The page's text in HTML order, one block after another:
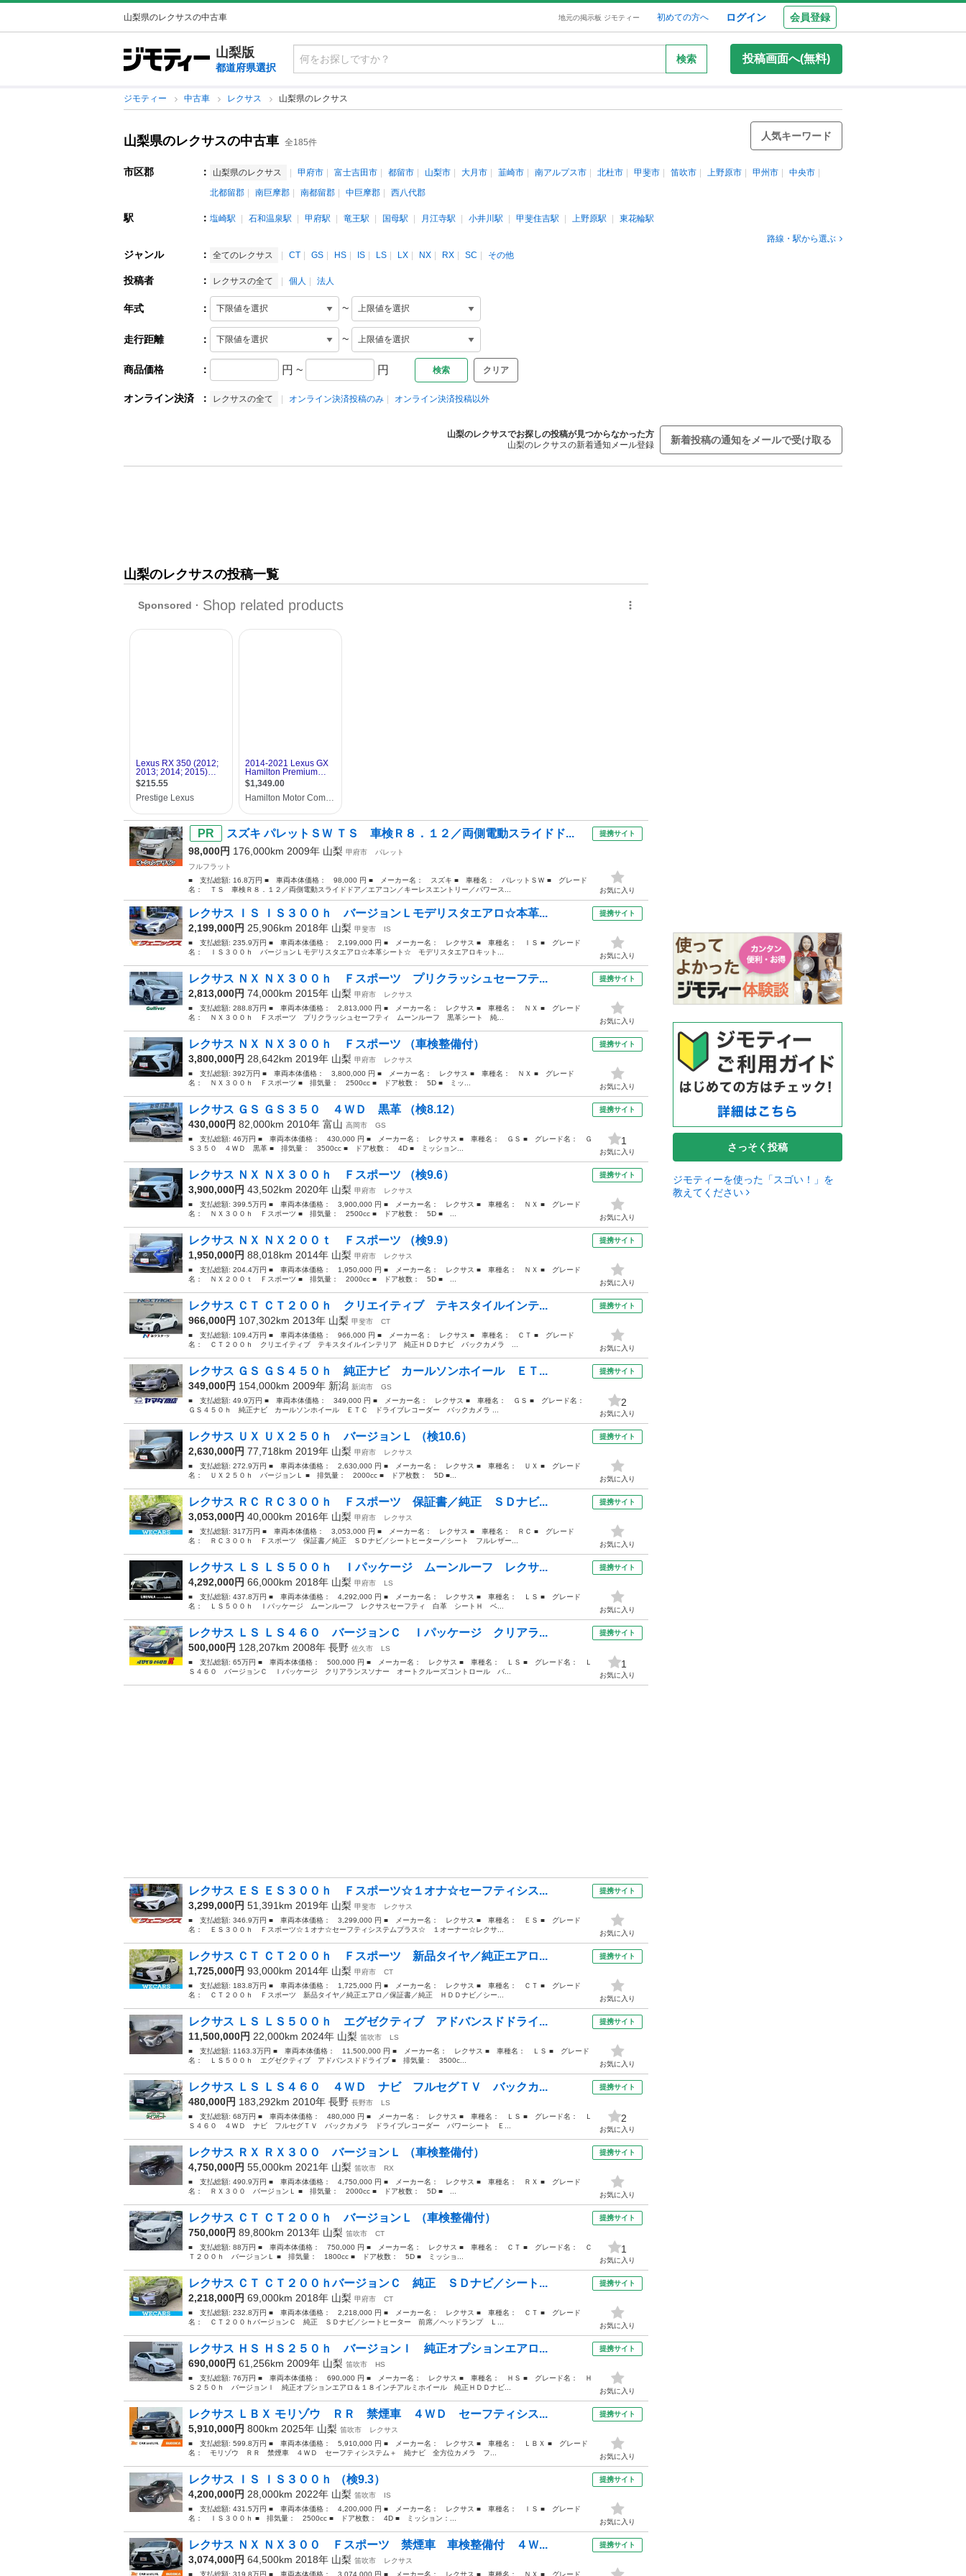
山梨県のレクサスの中古車 地元の掲示板 ジモティー 初めての方へ ログイン 会員登録
山梨版
都道府県選択
検索 投稿画面へ(無料)
ジモティー 中古車 レクサス 山梨県のレクサス
山梨県のレクサスの中古車 全185件
人気キーワード
市区郡 ： 山梨県のレクサス 甲府市 富士吉田市 都留市 山梨市 大月市 韮崎市 南アルプス市 北杜市 甲斐市 笛吹市 上野原市 甲州市
中央市
北都留郡
南巨摩郡 南都留郡 中巨摩郡 西八代郡
駅 ： 塩崎駅 石和温泉駅 甲府駅 竜王駅 国母駅 月江寺駅 小井川駅 甲斐住吉駅 上野原駅
東花輪駅
路線・駅から選ぶ
ジャンル ： 全てのレクサス CT GS HS IS LS LX NX RX SC その他
投稿者 ： レクサスの全て 個人 法人
年式 ： ~
走行距離 ： ~
商品価格 ： 円 ~ 円 クリア
オンライン決済 ： レクサスの全て オンライン決済投稿のみ オンライン決済投稿以外
山梨のレクサスでお探しの投稿が見つからなかった方
山梨のレクサスの新着通知メール登録
新着投稿の通知をメールで受け取る
山梨のレクサスの投稿一覧
スズキ パレットＳＷ ＴＳ 車検Ｒ８．１２／両側電動スライドド...
98,000円 176,000km 2009年 山梨 甲府市
パレット
フルフラット
■ 支払総額: 16.8万円 ■ 車両本体価格： 98,000 円 ■ メーカー名： スズキ ■ 車種名： パレットＳＷ ■ グレード
名： ＴＳ 車検Ｒ８．１２／両側電動スライドドア／エアコン／キーレスエントリー／パワース...
提携サイト
お気に入り
レクサス ＩＳ ＩＳ３００ｈ バージョンＬモデリスタエアロ☆本革...
2,199,000円 25,906km 2018年 山梨 甲斐市
IS
■ 支払総額: 235.9万円 ■ 車両本体価格： 2,199,000 円 ■ メーカー名： レクサス ■ 車種名： ＩＳ ■ グレード
名： ＩＳ３００ｈ バージョンＬモデリスタエアロ☆本革シート☆ モデリスタエアロキット...
提携サイト
お気に入り
レクサス ＮＸ ＮＸ３００ｈ Ｆスポーツ プリクラッシュセーフテ...
2,813,000円 74,000km 2015年 山梨 甲府市
レクサス
■ 支払総額: 288.8万円 ■ 車両本体価格： 2,813,000 円 ■ メーカー名： レクサス ■ 車種名： ＮＸ ■ グレード
名： ＮＸ３００ｈ Ｆスポーツ プリクラッシュセーフティ ムーンルーフ 黒革シート 純...
提携サイト
お気に入り
レクサス ＮＸ ＮＸ３００ｈ Ｆスポーツ （車検整備付）
3,800,000円 28,642km 2019年 山梨 甲府市
レクサス
■ 支払総額: 392万円 ■ 車両本体価格： 3,800,000 円 ■ メーカー名： レクサス ■ 車種名： ＮＸ ■ グレード
名： ＮＸ３００ｈ Ｆスポーツ ■ 排気量： 2500cc ■ ドア枚数： 5D ■ ミッ...
提携サイト
お気に入り
レクサス ＧＳ ＧＳ３５０ ４ＷＤ 黒革 （検8.12）
430,000円 82,000km 2010年 富山 高岡市
GS
■ 支払総額: 46万円 ■ 車両本体価格： 430,000 円 ■ メーカー名： レクサス ■ 車種名： ＧＳ ■ グレード名： Ｇ
Ｓ３５０ ４ＷＤ 黒革 ■ 排気量： 3500cc ■ ドア枚数： 4D ■ ミッション...
提携サイト
1
お気に入り
レクサス ＮＸ ＮＸ３００ｈ Ｆスポーツ （検9.6）
3,900,000円 43,502km 2020年 山梨 甲府市
レクサス
■ 支払総額: 399.5万円 ■ 車両本体価格： 3,900,000 円 ■ メーカー名： レクサス ■ 車種名： ＮＸ ■ グレード
名： ＮＸ３００ｈ Ｆスポーツ ■ 排気量： 2500cc ■ ドア枚数： 5D ■ ...
提携サイト
お気に入り
レクサス ＮＸ ＮＸ２００ｔ Ｆスポーツ （検9.9）
1,950,000円 88,018km 2014年 山梨 甲府市
レクサス
■ 支払総額: 204.4万円 ■ 車両本体価格： 1,950,000 円 ■ メーカー名： レクサス ■ 車種名： ＮＸ ■ グレード
名： ＮＸ２００ｔ Ｆスポーツ ■ 排気量： 2000cc ■ ドア枚数： 5D ■ ...
提携サイト
お気に入り
レクサス ＣＴ ＣＴ２００ｈ クリエイティブ テキスタイルインテ...
966,000円 107,302km 2013年 山梨 甲斐市
CT
■ 支払総額: 109.4万円 ■ 車両本体価格： 966,000 円 ■ メーカー名： レクサス ■ 車種名： ＣＴ ■ グレード
名： ＣＴ２００ｈ クリエイティブ テキスタイルインテリア 純正ＨＤＤナビ バックカメラ ...
提携サイト
お気に入り
レクサス ＧＳ ＧＳ４５０ｈ 純正ナビ カールソンホイール ＥＴ...
349,000円 154,000km 2009年 新潟 新潟市
GS
■ 支払総額: 49.9万円 ■ 車両本体価格： 349,000 円 ■ メーカー名： レクサス ■ 車種名： ＧＳ ■ グレード名：
ＧＳ４５０ｈ 純正ナビ カールソンホイール ＥＴＣ ドライブレコーダー バックカメラ ...
提携サイト
2
お気に入り
レクサス ＵＸ ＵＸ２５０ｈ バージョンＬ （検10.6）
2,630,000円 77,718km 2019年 山梨 甲府市
レクサス
■ 支払総額: 272.9万円 ■ 車両本体価格： 2,630,000 円 ■ メーカー名： レクサス ■ 車種名： ＵＸ ■ グレード
名： ＵＸ２５０ｈ バージョンＬ ■ 排気量： 2000cc ■ ドア枚数： 5D ■...
提携サイト
お気に入り
レクサス ＲＣ ＲＣ３００ｈ Ｆスポーツ 保証書／純正 ＳＤナビ...
3,053,000円 40,000km 2016年 山梨 甲府市
レクサス
■ 支払総額: 317万円 ■ 車両本体価格： 3,053,000 円 ■ メーカー名： レクサス ■ 車種名： ＲＣ ■ グレード
名： ＲＣ３００ｈ Ｆスポーツ 保証書／純正 ＳＤナビ／シートヒーター／シート フルレザー...
提携サイト
お気に入り
レクサス ＬＳ ＬＳ５００ｈ Ｉパッケージ ムーンルーフ レクサ...
4,292,000円 66,000km 2018年 山梨 甲府市
LS
■ 支払総額: 437.8万円 ■ 車両本体価格： 4,292,000 円 ■ メーカー名： レクサス ■ 車種名： ＬＳ ■ グレード
名： ＬＳ５００ｈ Ｉパッケージ ムーンルーフ レクサスセーフティ 白革 シートＨ ベ...
提携サイト
お気に入り
レクサス ＬＳ ＬＳ４６０ バージョンＣ Ｉパッケージ クリアラ...
500,000円 128,207km 2008年 長野 佐久市
LS
■ 支払総額: 65万円 ■ 車両本体価格： 500,000 円 ■ メーカー名： レクサス ■ 車種名： ＬＳ ■ グレード名： Ｌ
Ｓ４６０ バージョンＣ Ｉパッケージ クリアランスソナー オートクルーズコントロール バ...
提携サイト
1
お気に入り
レクサス ＥＳ ＥＳ３００ｈ Ｆスポーツ☆１オナ☆セーフティシス...
3,299,000円 51,391km 2019年 山梨 甲斐市
レクサス
■ 支払総額: 346.9万円 ■ 車両本体価格： 3,299,000 円 ■ メーカー名： レクサス ■ 車種名： ＥＳ ■ グレード
名： ＥＳ３００ｈ Ｆスポーツ☆１オナ☆セーフティシステムプラス☆ １オーナー☆レクサ...
提携サイト
お気に入り
レクサス ＣＴ ＣＴ２００ｈ Ｆスポーツ 新品タイヤ／純正エアロ...
1,725,000円 93,000km 2014年 山梨 甲府市
CT
■ 支払総額: 183.8万円 ■ 車両本体価格： 1,725,000 円 ■ メーカー名： レクサス ■ 車種名： ＣＴ ■ グレード
名： ＣＴ２００ｈ Ｆスポーツ 新品タイヤ／純正エアロ／保証書／純正 ＨＤＤナビ／シー...
提携サイト
お気に入り
レクサス ＬＳ ＬＳ５００ｈ エグゼクティブ アドバンスドドライ...
11,500,000円 22,000km 2024年 山梨 笛吹市
LS
■ 支払総額: 1163.3万円 ■ 車両本体価格： 11,500,000 円 ■ メーカー名： レクサス ■ 車種名： ＬＳ ■ グレード
名： ＬＳ５００ｈ エグゼクティブ アドバンスドドライブ ■ 排気量： 3500c...
提携サイト
お気に入り
レクサス ＬＳ ＬＳ４６０ ４ＷＤ ナビ フルセグＴＶ バックカ...
480,000円 183,292km 2010年 長野 長野市
LS
■ 支払総額: 68万円 ■ 車両本体価格： 480,000 円 ■ メーカー名： レクサス ■ 車種名： ＬＳ ■ グレード名： Ｌ
Ｓ４６０ ４ＷＤ ナビ フルセグＴＶ バックカメラ ドライブレコーダー パワーシート Ｅ...
提携サイト
2
お気に入り
レクサス ＲＸ ＲＸ３００ バージョンＬ （車検整備付）
4,750,000円 55,000km 2021年 山梨 笛吹市
RX
■ 支払総額: 490.9万円 ■ 車両本体価格： 4,750,000 円 ■ メーカー名： レクサス ■ 車種名： ＲＸ ■ グレード
名： ＲＸ３００ バージョンＬ ■ 排気量： 2000cc ■ ドア枚数： 5D ■ ...
提携サイト
お気に入り
レクサス ＣＴ ＣＴ２００ｈ バージョンＬ （車検整備付）
750,000円 89,800km 2013年 山梨 笛吹市
CT
■ 支払総額: 88万円 ■ 車両本体価格： 750,000 円 ■ メーカー名： レクサス ■ 車種名： ＣＴ ■ グレード名： Ｃ
Ｔ２００ｈ バージョンＬ ■ 排気量： 1800cc ■ ドア枚数： 5D ■ ミッショ...
提携サイト
1
お気に入り
レクサス ＣＴ ＣＴ２００ｈバージョンＣ 純正 ＳＤナビ／シート...
2,218,000円 69,000km 2018年 山梨 甲府市
CT
■ 支払総額: 232.8万円 ■ 車両本体価格： 2,218,000 円 ■ メーカー名： レクサス ■ 車種名： ＣＴ ■ グレード
名： ＣＴ２００ｈバージョンＣ 純正 ＳＤナビ／シートヒーター 前席／ヘッドランプ Ｌ...
提携サイト
お気に入り
レクサス ＨＳ ＨＳ２５０ｈ バージョンＩ 純正オプションエアロ...
690,000円 61,256km 2009年 山梨 笛吹市
HS
■ 支払総額: 76万円 ■ 車両本体価格： 690,000 円 ■ メーカー名： レクサス ■ 車種名： ＨＳ ■ グレード名： Ｈ
Ｓ２５０ｈ バージョンＩ 純正オプションエアロ＆１８インチアルミホイール 純正ＨＤＤナビ...
提携サイト
お気に入り
レクサス ＬＢＸ モリゾウ ＲＲ 禁煙車 ４ＷＤ セーフティシス...
5,910,000円 800km 2025年 山梨 笛吹市
レクサス
■ 支払総額: 599.8万円 ■ 車両本体価格： 5,910,000 円 ■ メーカー名： レクサス ■ 車種名： ＬＢＸ ■ グレード
名： モリゾウ ＲＲ 禁煙車 ４ＷＤ セーフティシステム＋ 純ナビ 全方位カメラ フ...
提携サイト
お気に入り
レクサス ＩＳ ＩＳ３００ｈ （検9.3）
4,200,000円 28,000km 2022年 山梨 笛吹市
IS
■ 支払総額: 431.5万円 ■ 車両本体価格： 4,200,000 円 ■ メーカー名： レクサス ■ 車種名： ＩＳ ■ グレード
名： ＩＳ３００ｈ ■ 排気量： 2500cc ■ ドア枚数： 4D ■ ミッション：...
提携サイト
お気に入り
レクサス ＮＸ ＮＸ３００ Ｆスポーツ 禁煙車 車検整備付 ４Ｗ...
3,074,000円 64,500km 2018年 山梨 笛吹市
レクサス
■ 支払総額: 319.8万円 ■ 車両本体価格： 3,074,000 円 ■ メーカー名： レクサス ■ 車種名： ＮＸ ■ グレード
提携サイト
さっそく投稿
ジモティーを使った「スゴい！」を
教えてください